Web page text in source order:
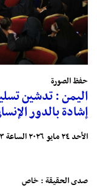
حفظ الصورة
اليمن : تدشين
إشادة بالدور
الأحد ٢٤ مايو ٢٠٢٦ الساعة ٠١:١٣ صباحاً
صدى الحقيقة : خاص